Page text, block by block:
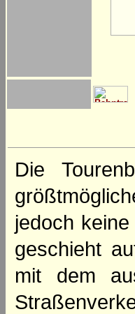
Die
jedoch
geschieht
mit dem